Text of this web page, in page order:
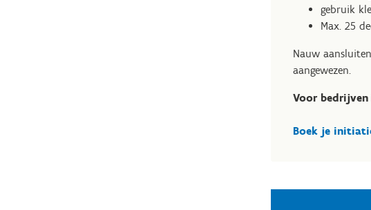
gebruik
Max. 25
Nauw
aangewezen.
Voor
Boek je